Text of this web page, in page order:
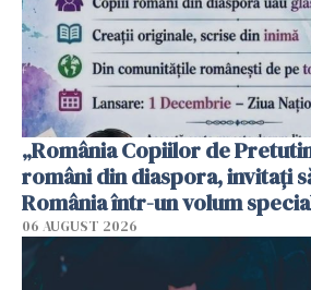
„România Copiilor de
români din diaspora, invitați
România într-un volum
06 AUGUST 2026